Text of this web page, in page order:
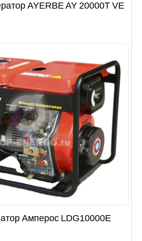
AYERBE AY 20000T VE
Амперос LDG10000E